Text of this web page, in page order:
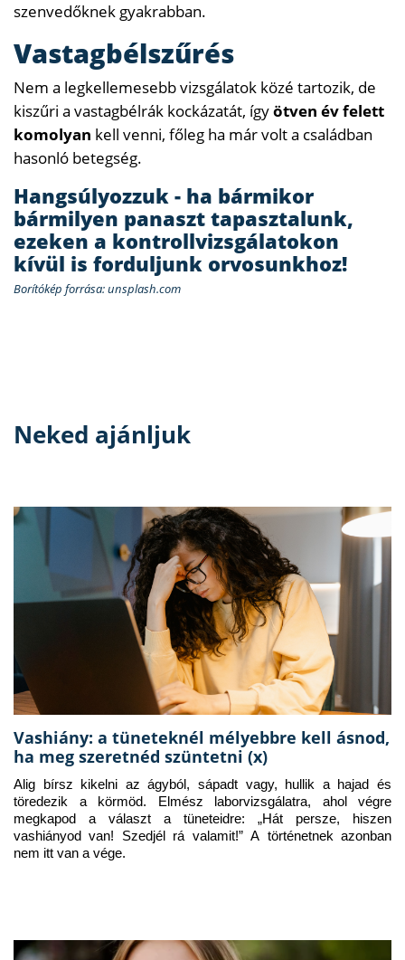
szenvedőknek gyakrabban.
Vastagbélszűrés
Nem a legkellemesebb vizsgálatok közé tartozik, de
kiszűri a vastagbélrák kockázatát, ígyötven év felett
komolyan kell venni, főleg ha már volt a családban
hasonló betegség.
Hangsúlyozzuk - ha bármikor
bármilyen panaszt tapasztalunk,
ezeken a kontrollvizsgálatokon
kívül is forduljunk orvosunkhoz!
Borítókép forrása: unsplash.com
Neked ajánljuk
Vashiány: a tüneteknél mélyebbre kell ásnod,
ha meg szeretnéd szüntetni (x)
Alig bírsz kikelni az ágyból, sápadt vagy, hullik a hajad és
töredezik a körmöd. Elmész laborvizsgálatra, ahol végre
megkapod a választ a tüneteidre: „Hát persze, hiszen
vashiányod van! Szedjél rá valamit!” A történetnek azonban
nem itt van a vége.